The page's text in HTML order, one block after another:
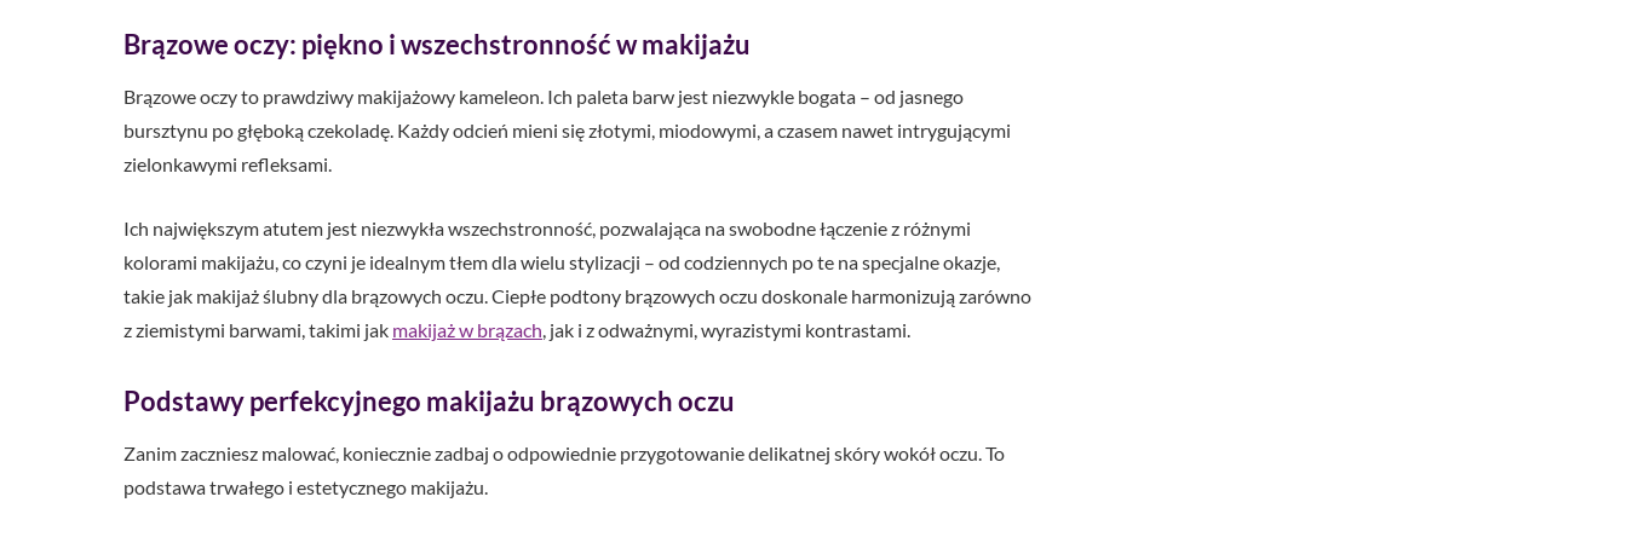
Brązowe oczy: piękno i wszechstronność w makijażu
Brązowe oczy to prawdziwy makijażowy kameleon. Ich paleta barw jest niezwykle bogata – od jasnego
bursztynu po głęboką czekoladę. Każdy odcień mieni się złotymi, miodowymi, a czasem nawet intrygującymi
zielonkawymi refleksami.
Ich największym atutem jest niezwykła wszechstronność, pozwalająca na swobodne łączenie z różnymi
kolorami makijażu, co czyni je idealnym tłem dla wielu stylizacji – od codziennych po te na specjalne okazje,
takie jak makijaż ślubny dla brązowych oczu. Ciepłe podtony brązowych oczu doskonale harmonizują zarówno
z ziemistymi barwami, takimi jak makijaż w brązach , jak i z odważnymi, wyrazistymi kontrastami.
Podstawy perfekcyjnego makijażu brązowych oczu
Zanim zaczniesz malować, koniecznie zadbaj o odpowiednie przygotowanie delikatnej skóry wokół oczu. To
podstawa trwałego i estetycznego makijażu.